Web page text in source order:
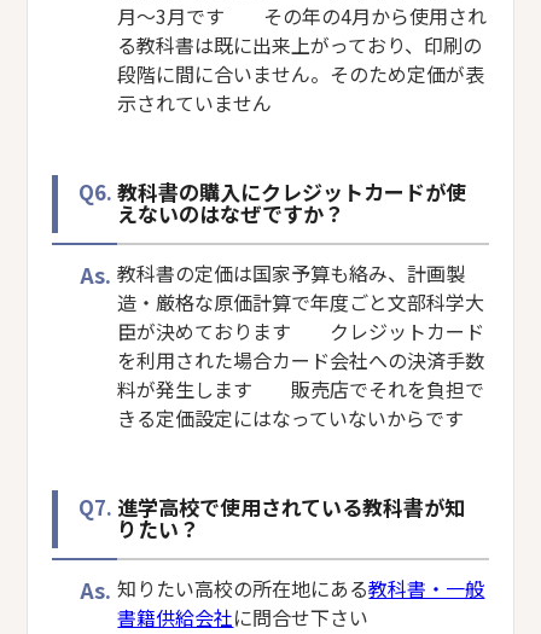
月～3月です その年の4月から使用され
る教科書は既に出来上がっており、印刷の
段階に間に合いません。そのため定価が表
示されていません
Q6. 教科書の購入にクレジットカードが使
えないのはなぜですか？
As. 教科書の定価は国家予算も絡み、計画製
造・厳格な原価計算で年度ごと文部科学大
臣が決めております クレジットカード
を利用された場合カード会社への決済手数
料が発生します 販売店でそれを負担で
きる定価設定にはなっていないからです
Q7. 進学高校で使用されている教科書が知
りたい？
As. 知りたい高校の所在地にある教科書・一般
書籍供給会社に問合せ下さい